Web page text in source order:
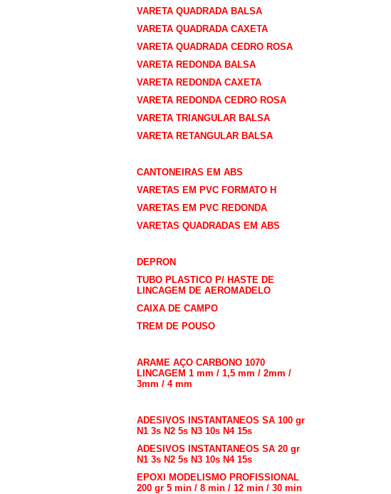
VARETA QUADRADA BALSA
VARETA QUADRADA CAXETA
VARETA QUADRADA CEDRO ROSA
VARETA REDONDA BALSA
VARETA REDONDA CAXETA
VARETA REDONDA CEDRO ROSA
VARETA TRIANGULAR BALSA
VARETA RETANGULAR BALSA
CANTONEIRAS EM ABS
VARETAS EM PVC FORMATO H
VARETAS EM PVC REDONDA
VARETAS QUADRADAS EM ABS
DEPRON
TUBO PLASTICO P/ HASTE DE
LINCAGEM DE AEROMADELO
CAIXA DE CAMPO
TREM DE POUSO
ARAME AÇO CARBONO 1070
LINCAGEM 1 mm / 1,5 mm / 2mm /
3mm / 4 mm
ADESIVOS INSTANTANEOS SA 100 gr
N1 3s N2 5s N3 10s N4 15s
ADESIVOS INSTANTANEOS SA 20 gr
N1 3s N2 5s N3 10s N4 15s
EPOXI MODELISMO PROFISSIONAL
200 gr 5 min / 8 min / 12 min / 30 min